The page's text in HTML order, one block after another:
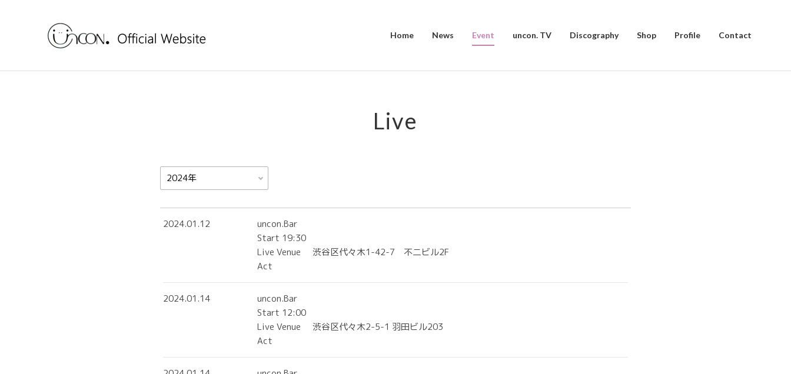
Home News Event uncon. TV Discography Shop Profile Contact
Live
2024.01.12
uncon.Bar
Start 19:30
Live Venue
渋谷区代々木1-42-7 不二ビル2F
Act
2024.01.14
uncon.Bar
Start 12:00
Live Venue
渋谷区代々木2-5-1 羽田ビル203
Act